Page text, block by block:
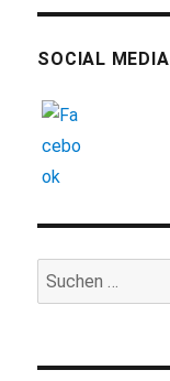
SOCIAL MEDIA
Suchen
nach: